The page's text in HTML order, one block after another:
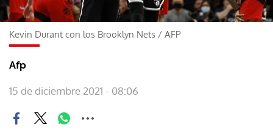
Kevin Durant con los Brooklyn Nets / AFP
Afp
15 de diciembre 2021 - 08:06